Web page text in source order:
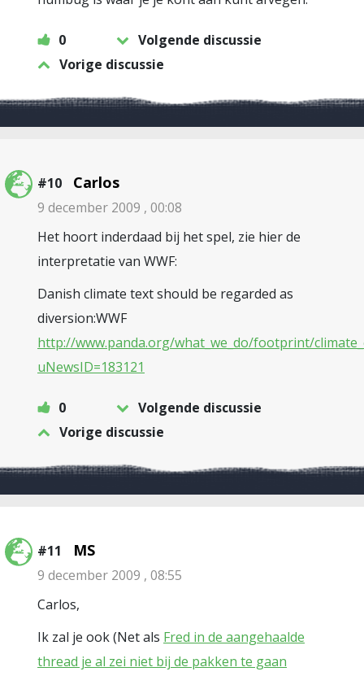
0
Volgende discussie
Vorige discussie
#10 Carlos
9 december 2009 , 00:08
Het hoort inderdaad bij het spel, zie hier de
interpretatie van WWF:
Danish climate text should be regarded as
diversion:WWF
http://www.panda.org/what_we_do/footprint/
uNewsID=183121
0
Volgende discussie
Vorige discussie
#11 MS
9 december 2009 , 08:55
Carlos,
Ik zal je ook (Net als Fred in de aangehaalde
thread je al zei niet bij de pakken te gaan